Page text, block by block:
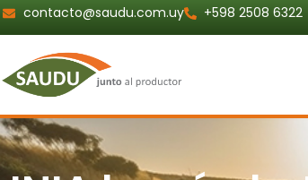
Ir
al
contenido
contacto@saudu.com.uy +598 2508 6322